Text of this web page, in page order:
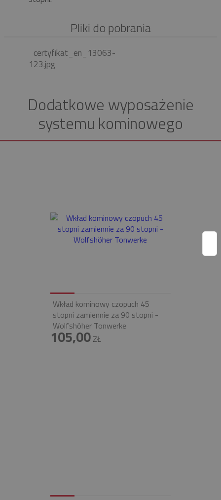
Pliki do pobrania
certyfikat_en_13063-
123.jpg
Dodatkowe wyposażenie
systemu kominowego
Wkład kominowy czopuch 45
stopni zamiennie za 90 stopni -
Wolfshöher Tonwerke
105,00ZŁ